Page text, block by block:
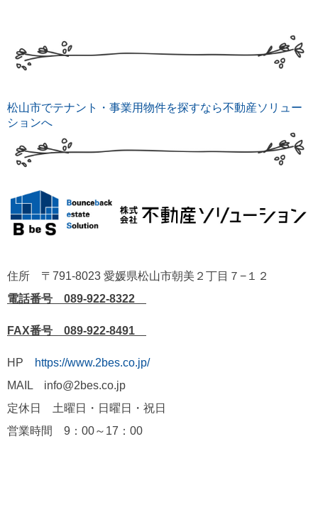
松山市でテナント・事業用物件を探すなら不動産ソリュー
ションへ
住所 〒791-8023 愛媛県松山市朝美２丁目７−１２
電話番号 089-922-8322
FAX番号 089-922-8491
HP
https://www.2bes.co.jp/
MAIL info@2bes.co.jp
定休日 土曜日・日曜日・祝日
営業時間 9：00～17：00